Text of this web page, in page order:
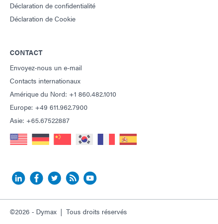
Déclaration de confidentialité
Déclaration de Cookie
CONTACT
Envoyez-nous un e-mail
Contacts internationaux
Amérique du Nord: +1 860.482.1010
Europe: +49 611.962.7900
Asie: +65.67522887
©2026 - Dymax | Tous droits réservés